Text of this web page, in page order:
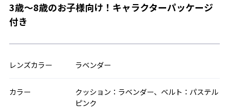
3歳～8歳のお子様向け！キャラクターパッケージ
付き
レンズカラー ラベンダー
カラー
クッション：ラベンダー、ベルト：パステル
ピンク